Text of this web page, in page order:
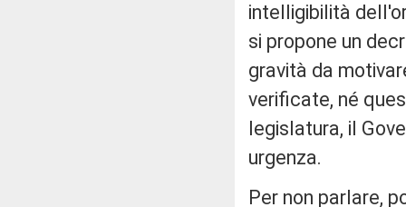
intelligibilità
si propone un
gravità da
verificate, né
legislatura, il
urgenza.
Per non parlare,